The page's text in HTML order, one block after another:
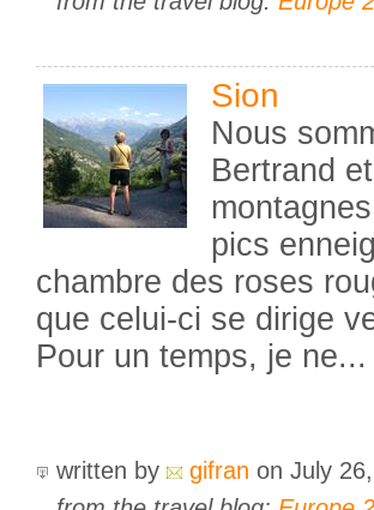
Sion
Nous
Bertrand
pics
chambre des roses
que celui-ci se dirige
Pour un temps, je ne...
written by gifran on July